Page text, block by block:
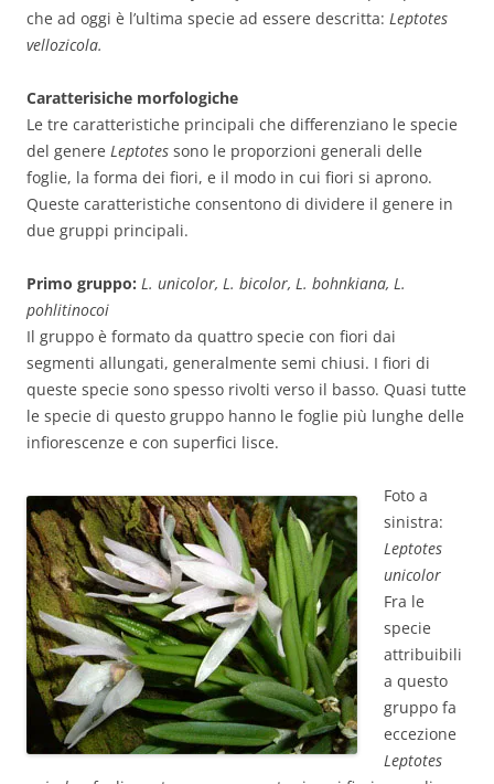
che ad oggi è l’ultima specie ad essere descritta: Leptotes
vellozicola.
Caratterisiche morfologiche
Le tre caratteristiche principali che differenziano le specie
del genere Leptotes sono le proporzioni generali delle
foglie, la forma dei fiori, e il modo in cui fiori si aprono.
Queste caratteristiche consentono di dividere il genere in
due gruppi principali.
Primo gruppo: L. unicolor, L. bicolor, L. bohnkiana, L.
pohlitinocoi
Il gruppo è formato da quattro specie con fiori dai
segmenti allungati, generalmente semi chiusi. I fiori di
queste specie sono spesso rivolti verso il basso. Quasi tutte
le specie di questo gruppo hanno le foglie più lunghe delle
infiorescenze e con superfici lisce.
Foto a
sinistra:
Leptotes
unicolor
Fra le
specie
attribuibili
a questo
gruppo fa
eccezione
Leptotes